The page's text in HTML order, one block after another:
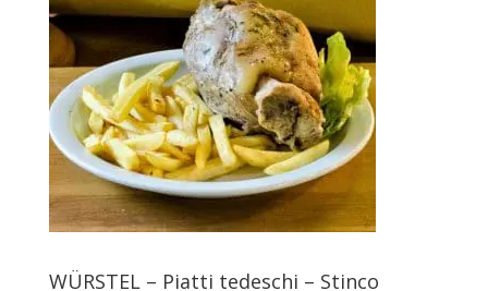
WÜRSTEL – Piatti tedeschi – Stinco